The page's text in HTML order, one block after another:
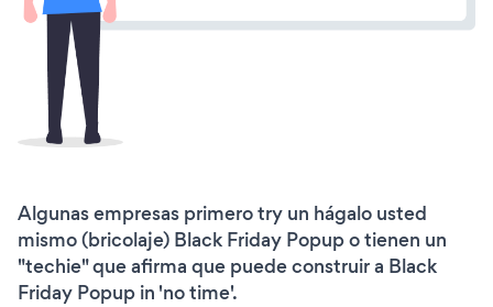
Algunas empresas primero try un hágalo usted
mismo (bricolaje) Black Friday Popup o tienen un
"techie" que afirma que puede construir a Black
Friday Popup in 'no time'.